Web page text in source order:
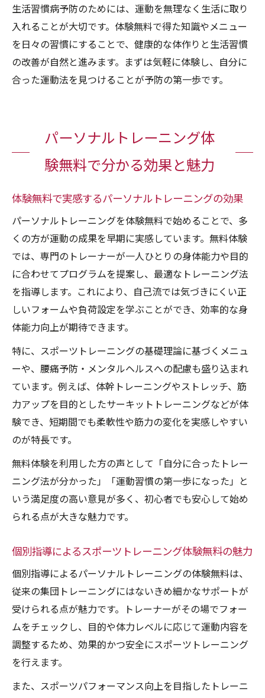
生活習慣病予防のためには、運動を無理なく生活に取り
入れることが大切です。体験無料で得た知識やメニュー
を日々の習慣にすることで、健康的な体作りと生活習慣
の改善が自然と進みます。まずは気軽に体験し、自分に
合った運動法を見つけることが予防の第一歩です。
パーソナルトレーニング体
験無料で分かる効果と魅力
体験無料で実感するパーソナルトレーニングの効果
パーソナルトレーニングを体験無料で始めることで、多
くの方が運動の成果を早期に実感しています。無料体験
では、専門のトレーナーが一人ひとりの身体能力や目的
に合わせてプログラムを提案し、最適なトレーニング法
を指導します。これにより、自己流では気づきにくい正
しいフォームや負荷設定を学ぶことができ、効率的な身
体能力向上が期待できます。
特に、スポーツトレーニングの基礎理論に基づくメニュ
ーや、腰痛予防・メンタルヘルスへの配慮も盛り込まれ
ています。例えば、体幹トレーニングやストレッチ、筋
力アップを目的としたサーキットトレーニングなどが体
験でき、短期間でも柔軟性や筋力の変化を実感しやすい
のが特長です。
無料体験を利用した方の声として「自分に合ったトレー
ニング法が分かった」「運動習慣の第一歩になった」と
いう満足度の高い意見が多く、初心者でも安心して始め
られる点が大きな魅力です。
個別指導によるスポーツトレーニング体験無料の魅力
個別指導によるパーソナルトレーニングの体験無料は、
従来の集団トレーニングにはないきめ細かなサポートが
受けられる点が魅力です。トレーナーがその場でフォー
ムをチェックし、目的や体力レベルに応じて運動内容を
調整するため、効果的かつ安全にスポーツトレーニング
を行えます。
また、スポーツパフォーマンス向上を目指したトレーニ